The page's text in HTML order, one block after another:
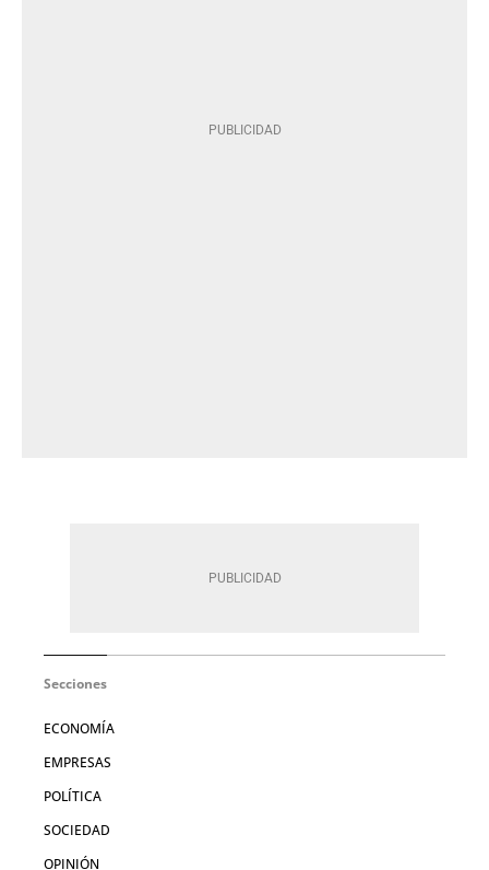
Secciones
ECONOMÍA
EMPRESAS
POLÍTICA
SOCIEDAD
OPINIÓN